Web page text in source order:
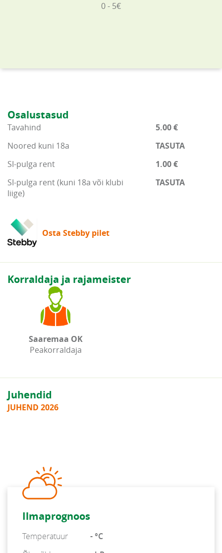
0 - 5€
Osalustasud
Tavahind
5.00 €
Noored kuni 18a
TASUTA
SI-pulga rent
1.00 €
SI-pulga rent (kuni 18a või klubi
liige)
TASUTA
Osta Stebby pilet
Korraldaja ja rajameister
Saaremaa OK
Peakorraldaja
Juhendid
JUHEND 2026
Ilmaprognoos
Temperatuur
- °C